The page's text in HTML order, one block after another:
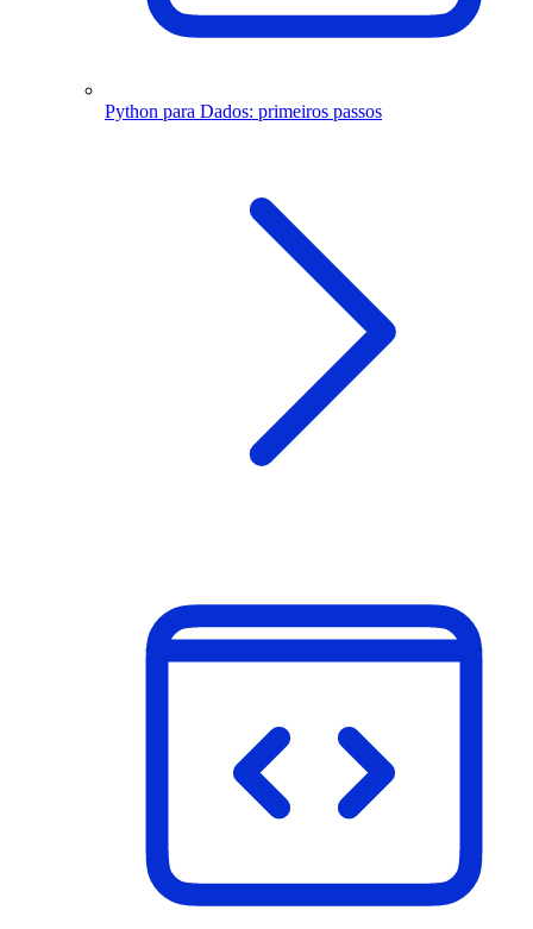
Python para Dados: primeiros passos